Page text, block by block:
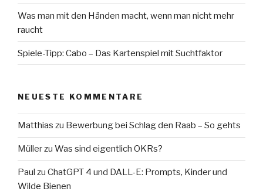
Was man mit den Händen macht, wenn man nicht mehr
raucht
Spiele-Tipp: Cabo – Das Kartenspiel mit Suchtfaktor
NEUESTE KOMMENTARE
Matthias zu Bewerbung bei Schlag den Raab – So gehts
Müllerzu Was sind eigentlich OKRs?
Paul zu ChatGPT 4 und DALL-E: Prompts, Kinder und
Wilde Bienen